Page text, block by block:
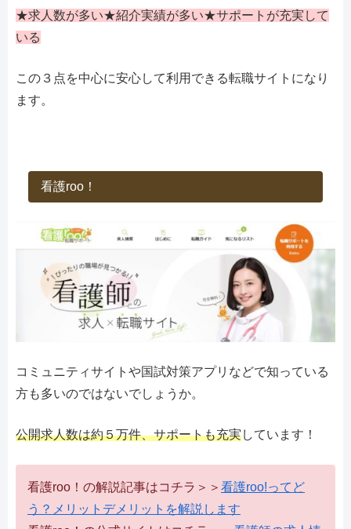
★求人数が多い★紹介実績が多い★サポートが充実して
いる
この３点を中心に安心して利用できる転職サイトになり
ます。
看護roo！
コミュニティサイトや国試対策アプリなどで知っている
方も多いのではないでしょうか。
公開求人数は約５万件、サポートも充実しています！
看護roo！の解説記事はコチラ＞＞ 看護roo!ってど
う？メリットデメリットを解説します